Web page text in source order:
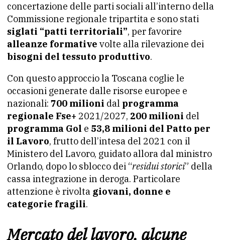
concertazione delle parti sociali all’interno della
Commissione regionale tripartita e sono stati
siglati “patti territoriali”, per favorire
alleanze formative volte alla rilevazione dei
bisogni del tessuto produttivo.
Con questo approccio la Toscana coglie le
occasioni generate dalle risorse europee e
nazionali: 700 milioni dal programma
regionale Fse+ 2021/2027, 200 milioni del
programma Gol e 53,8 milioni del Patto per
il Lavoro, frutto dell’intesa del 2021 con il
Ministero del Lavoro, guidato allora dal ministro
Orlando, dopo lo sblocco dei “residui storici” della
cassa integrazione in deroga. Particolare
attenzione è rivolta giovani, donne e
categorie fragili.
Mercato del lavoro, alcune